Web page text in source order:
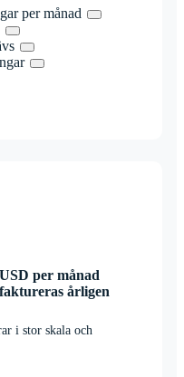
per månad
USD per månad
faktureras årligen
i stor skala och